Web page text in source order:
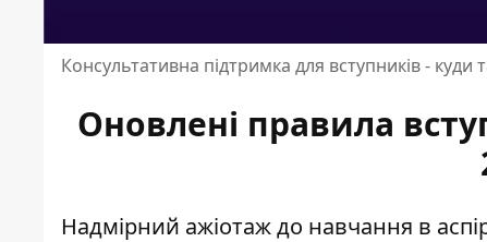
Консультативна підтримка для вступників - куди
Оновлені правила
Надмірний ажіотаж до навчання в